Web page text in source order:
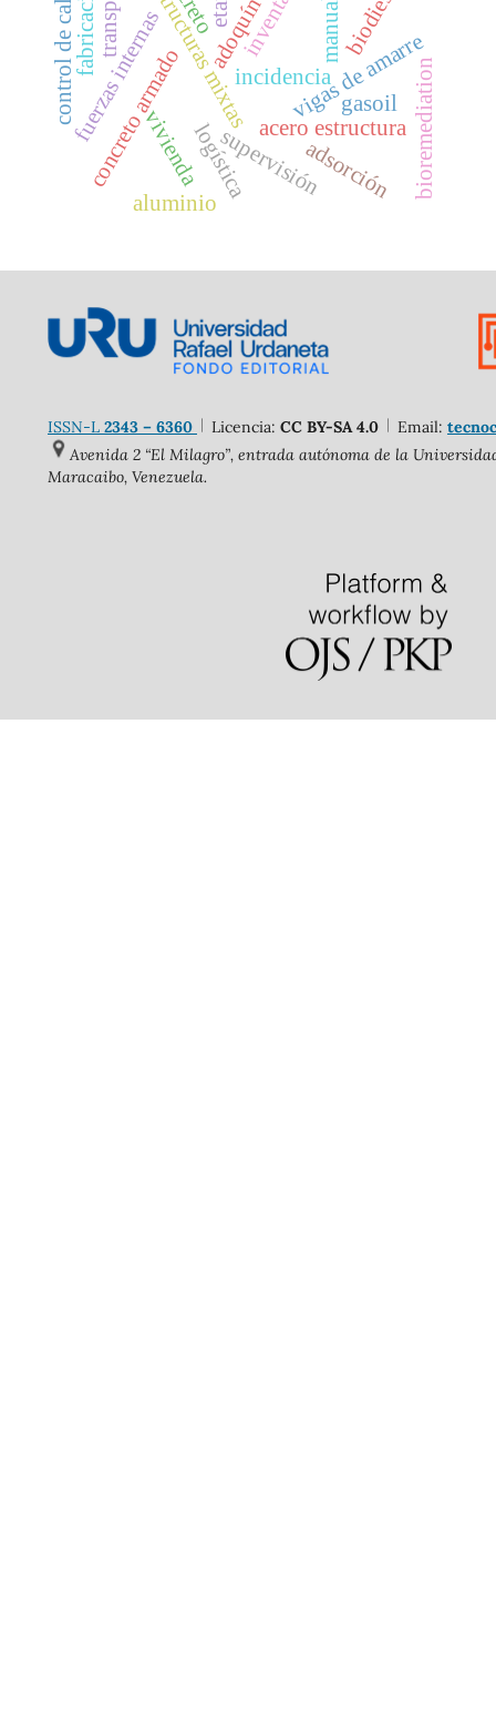
estructuras mixtas
concreto armado acero estructura
incidenciavigas de amarre
fuerzas internas
control de calidad
supervisión
vivienda
manual
adoquín
fabricación
logística adsorción
gasoil bioremediation
aluminio
ISSN-L2343 – 6360 Licencia: CC BY-SA 4.0 Email:
Avenida 2 “El Milagro”, entrada autónoma de la
Maracaibo, Venezuela.